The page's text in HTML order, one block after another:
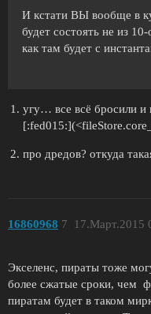
И кстати ВЫ вообще в
будет состоять не из
как там будет с
угу… все всё бросили
про дредов? откуда
16860968 17.Март.2015
7
Экселенс, пираты тоже
более сжатые сроки, чем
пиратам будет в таком